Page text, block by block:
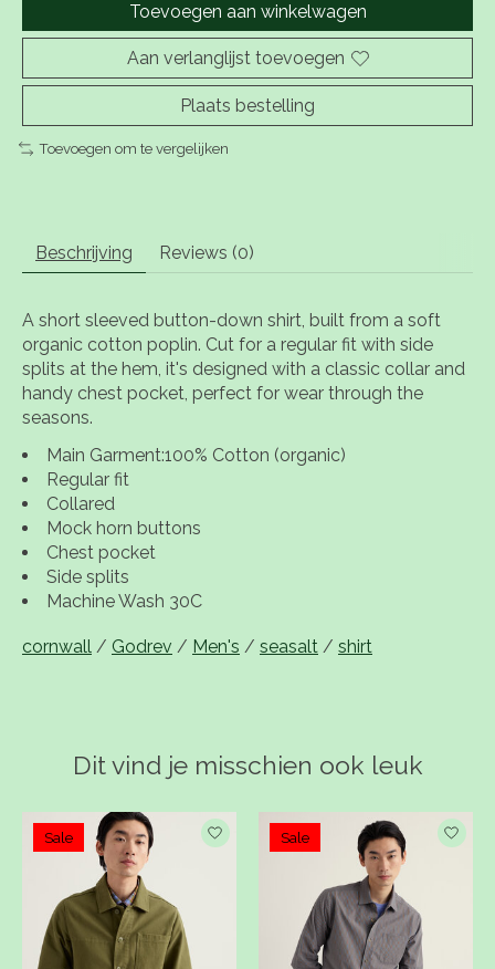
Toevoegen aan winkelwagen
Aan verlanglijst toevoegen
Plaats bestelling
Toevoegen om te vergelijken
Beschrijving Reviews (0)
A short sleeved button-down shirt, built from a soft
organic cotton poplin. Cut for a regular fit with side
splits at the hem, it's designed with a classic collar and
handy chest pocket, perfect for wear through the
seasons.
Main Garment:100% Cotton (organic)
Regular fit
Collared
Mock horn buttons
Chest pocket
Side splits
Machine Wash 30C
cornwall / Godrev / Men's / seasalt / shirt
Dit vind je misschien ook leuk
Items van productcarrousel
Sale Sale